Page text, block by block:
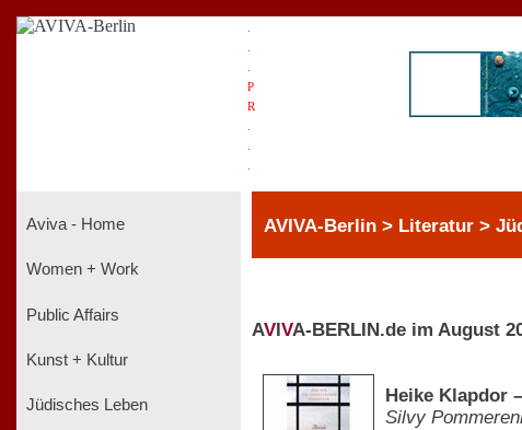
P
R
Aviva - Home
Women + Work
Public Affairs
Kunst + Kultur
Jüdisches Leben
AVIVA-Berlin > Literatur >
AV VA-BERLIN.de im August
Heike Klapdor
Silvy